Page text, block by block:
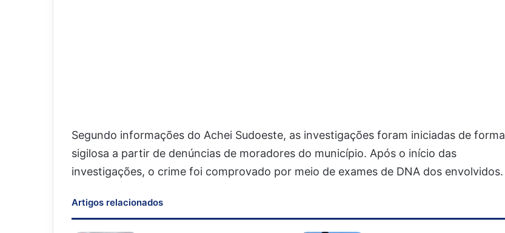
Segundo informações do Achei Sudoeste, as investigações foram iniciadas de forma
sigilosa a partir de denúncias de moradores do município. Após o início das
investigações, o crime foi comprovado por meio de exames de DNA dos envolvidos.
Artigos relacionados